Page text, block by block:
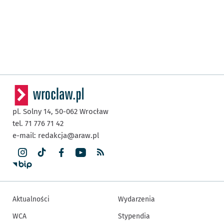
pl. Solny 14, 50-062 Wrocław
tel. 71 776 71 42
e-mail: redakcja@araw.pl
Aktualności
WCA
Wydarzenia
Stypendia